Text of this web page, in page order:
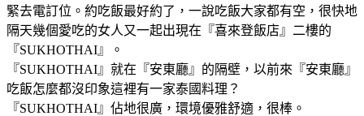
緊去電訂位。約吃飯最好約了，一說吃飯大家都有空，很快地
隔天幾個愛吃的女人又一起出現在『喜來登飯店』二樓的
『SUKHOTHAI』。
『SUKHOTHAI』就在『安東廳』的隔壁，以前來『安東廳』
吃飯怎麼都沒印象這裡有一家泰國料理？
『SUKHOTHAI』佔地很廣，環境優雅舒適，很棒。